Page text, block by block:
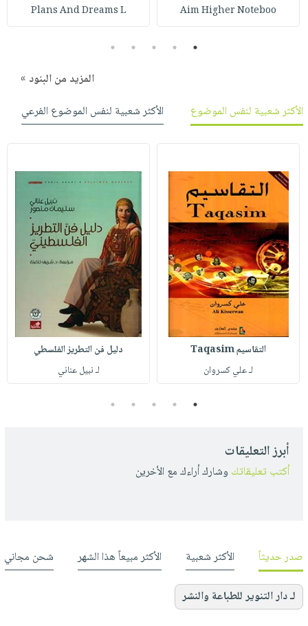
صابون
أطفال
فيديوهات
نيل
وفرات
كتابك
تواصل
Aim Higher Noteboo
Plans And Dreams L
1
2
3
4
5
المزيد من البنود »
الأكثر شعبية لنفس الموضوع
الأكثر شعبية لنفس الموضوع الفرعي
التقاسيم Taqasim
لـ علي كسروان
دليل فن التطريز الفلسطي
لـ نبيل عناني
1
2
3
4
5
أبرز التعليقات
أكتب تعليقاتك وشارك أراءك مع الأخرين
صدر حديثاً الأكثر شعبية الأكثر مبيعاً هذا الشهر شحن مجاني
لـ دار التنوير للطباعة والنشر